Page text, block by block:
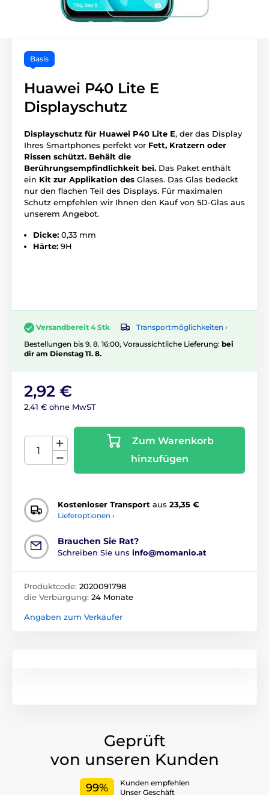
Basis
Huawei P40 Lite E
Displayschutz
Displayschutz für Huawei P40 Lite E, der das Display
Ihres Smartphones perfekt vor Fett, Kratzern oder
Rissen schützt. Behält die
Berührungsempfindlichkeit bei. Das Paket enthält
ein Kit zur Applikation des Glases. Das Glas bedeckt
nur den flachen Teil des Displays. Für maximalen
Schutz empfehlen wir Ihnen den Kauf von 5D-Glas aus
unserem Angebot.
Dicke: 0,33 mm
Härte: 9H
Versandbereit 4 Stk
Transportmöglichkeiten ›
Bestellungen bis 9. 8. 16:00, Voraussichtliche Lieferung: bei
dir am Dienstag 11. 8.
2,92 €
2,41 € ohne MwST
Zum Warenkorb
hinzufügen
Kostenloser Transport aus 23,35 €
Lieferoptionen ›
Brauchen Sie Rat?
Schreiben Sie uns info@momanio.at
Produktcode: 2020091798
die Verbürgung: 24 Monate
Angaben zum Verkäufer
Geprüft
von unseren Kunden
99%
Kunden empfehlen
Unser Geschäft